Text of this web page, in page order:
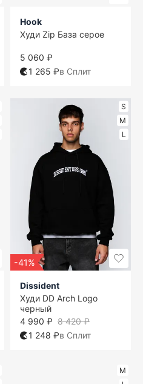
Hook
Худи Zip База серое
5 060 ₽
1 265 ₽в Сплит
S
M
L
-41%
Dissident
Худи DD Arch Logo
черный
8 420 ₽
4 990 ₽
1 248 ₽в Сплит
M